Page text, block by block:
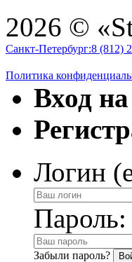
2026 ©
Санкт-Петербург:8 (812)
Политика
Вход
Логин
Пароль:
Забыли пароль?